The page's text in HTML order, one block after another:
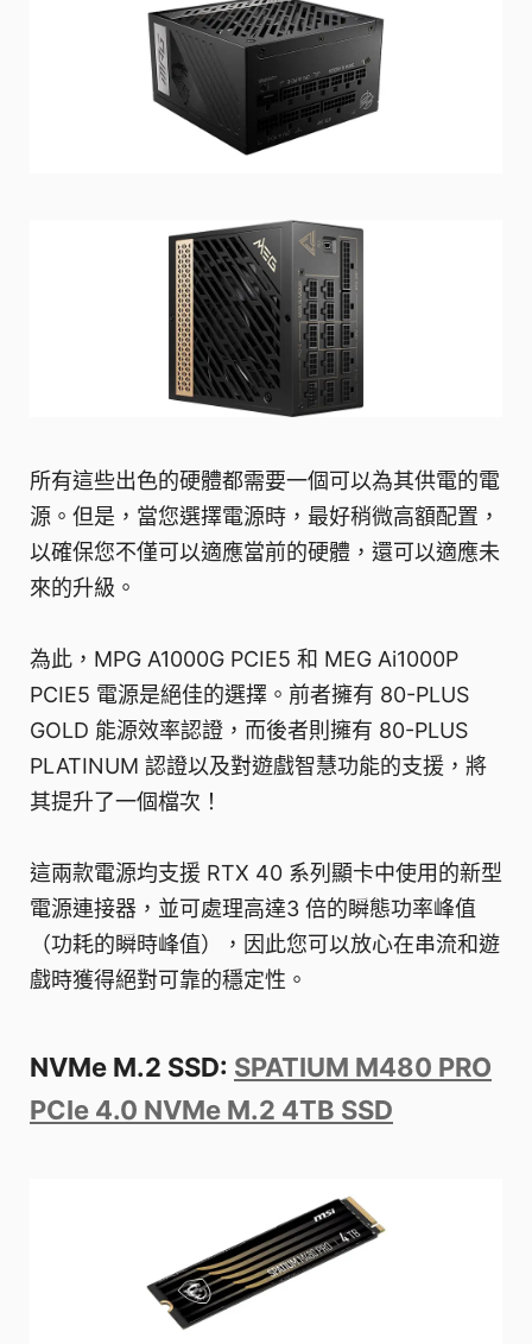
所有這些出色的硬體都需要一個可以為其供電的電
源。但是，當您選擇電源時，最好稍微高額配置，
以確保您不僅可以適應當前的硬體，還可以適應未
來的升級。
為此，MPG A1000G PCIE5 和 MEG Ai1000P
PCIE5 電源是絕佳的選擇。前者擁有 80-PLUS
GOLD 能源效率認證，而後者則擁有 80-PLUS
PLATINUM 認證以及對遊戲智慧功能的支援，將
其提升了一個檔次！
這兩款電源均支援 RTX 40 系列顯卡中使用的新型
電源連接器，並可處理高達3 倍的瞬態功率峰值
（功耗的瞬時峰值），因此您可以放心在串流和遊
戲時獲得絕對可靠的穩定性。
NVMe M.2 SSD: SPATIUM M480 PRO
PCIe 4.0 NVMe M.2 4TB SSD